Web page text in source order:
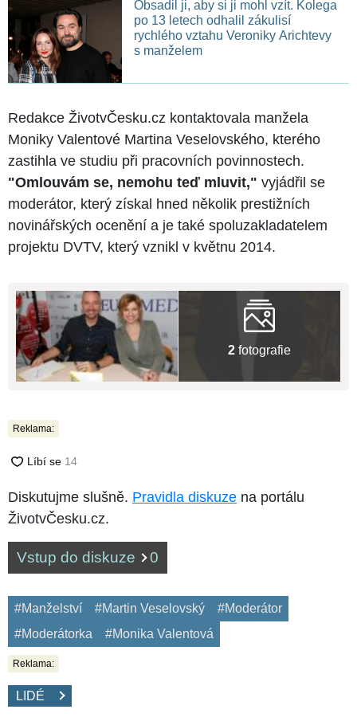
Obsadil ji, aby si ji mohl vzít. Kolega
po 13 letech odhalil zákulisí
rychlého vztahu Veroniky Arichtevy
s manželem
Redakce ŽivotvČesku.cz kontaktovala manžela
Moniky Valentové Martina Veselovského, kterého
zastihla ve studiu při pracovních povinnostech.
"Omlouvám se, nemohu teď mluvit," vyjádřil se
moderátor, který získal hned několik prestižních
novinářských ocenění a je také spoluzakladatelem
projektu DVTV, který vznikl v květnu 2014.
2 fotografie
Reklama:
Diskutujme slušně. Pravidla diskuze na portálu
ŽivotvČesku.cz.
Vstup do diskuze 0
#Manželství #Martin Veselovský
#Moderátor
#Moderátorka
#Monika Valentová
Reklama:
LIDÉ